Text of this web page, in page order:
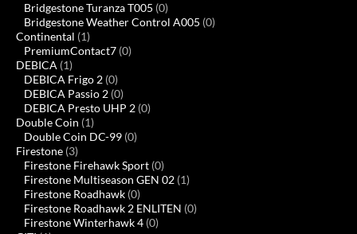
Bridgestone Turanza T005 (0)
Bridgestone Weather Control A005 (0)
Continental (1)
PremiumContact7 (0)
DEBICA (1)
DEBICA Frigo 2 (0)
DEBICA Passio 2 (0)
DEBICA Presto UHP 2 (0)
Double Coin (1)
Double Coin DC-99 (0)
Firestone (3)
Firestone Firehawk Sport (0)
Firestone Multiseason GEN 02 (1)
Firestone Roadhawk (0)
Firestone Roadhawk 2 ENLITEN (0)
Firestone Winterhawk 4 (0)